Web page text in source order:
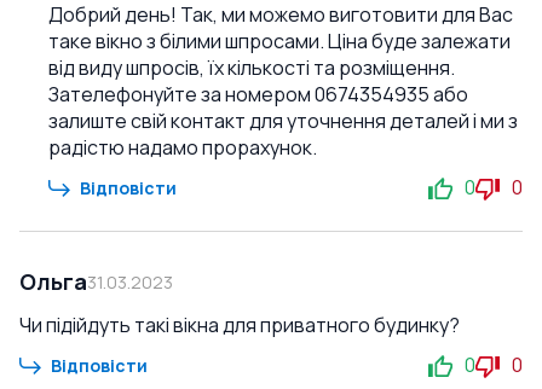
Добрий день! Так, ми можемо виготовити для Вас
таке вікно з білими шпросами. Ціна буде залежати
від виду шпросів, їх кількості та розміщення.
Зателефонуйте за номером 0674354935 або
залиште свій контакт для уточнення деталей і ми з
радістю надамо прорахунок.
Відповісти 0 0
Ольга31.03.2023
Чи підійдуть такі вікна для приватного будинку?
Відповісти 0 0